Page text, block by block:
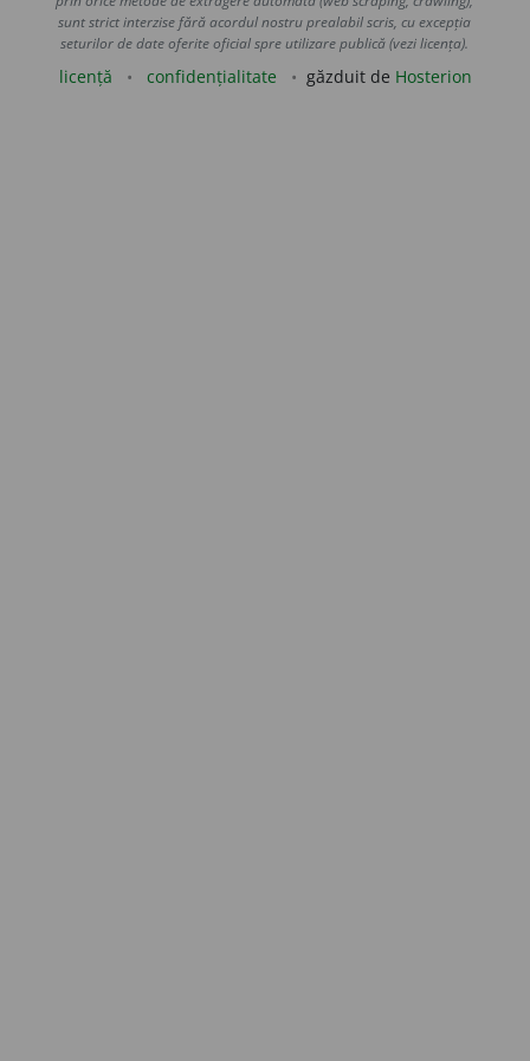
sunt strict interzise fără acordul nostru prealabil scris, cu excepția
seturilor de date oferite oficial spre utilizare publică (vezi licența).
licență confidențialitate găzduit de Hosterion